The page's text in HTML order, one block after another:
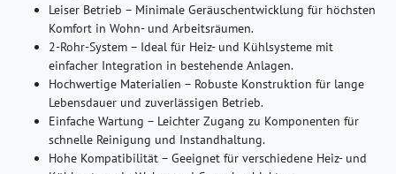
Leiser Betrieb – Minimale Geräuschentwicklung für höchsten
Komfort in Wohn- und Arbeitsräumen.
2-Rohr-System – Ideal für Heiz- und Kühlsysteme mit
einfacher Integration in bestehende Anlagen.
Hochwertige Materialien – Robuste Konstruktion für lange
Lebensdauer und zuverlässigen Betrieb.
Einfache Wartung – Leichter Zugang zu Komponenten für
schnelle Reinigung und Instandhaltung.
Hohe Kompatibilität – Geeignet für verschiedene Heiz- und